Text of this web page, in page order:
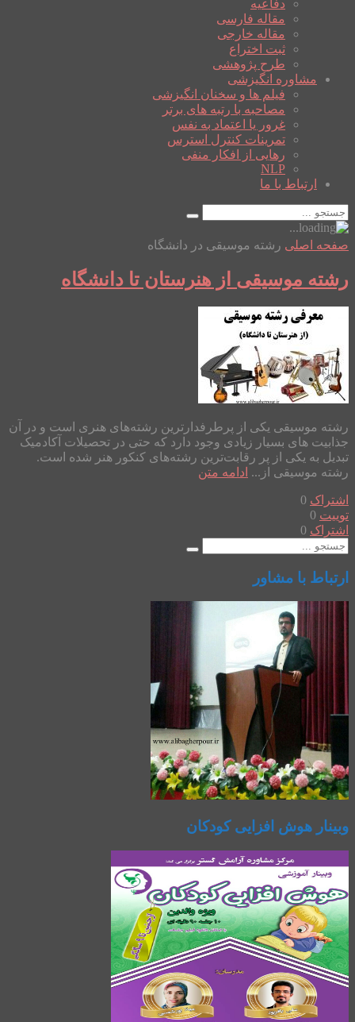
دفاعیه
مقاله فارسی
مقاله خارجی
ثبت اختراع
طرح پژوهشی
مشاوره انگیزشی
فیلم ها و سخنان انگیزشی
مصاحبه با رتبه های برتر
غرور یا اعتماد به نفس
تمرینات کنترل استرس
رهایی از افکار منفی
NLP
ارتباط با ما
صفحه اصلی رشته موسیقی در دانشگاه
رشته موسیقی از هنرستان تا دانشگاه
رشته موسیقی یکی از پرطرفدارترین رشته‌های هنری است و در آن
جذابیت های بسیار زیادی وجود دارد که حتی در تحصیلات آکادمیک
تبدیل به یکی از پر رقابت‌ترین رشته‌های کنکور هنر شده است.
رشته موسیقی از... ادامه متن
اشتراک 0
توییت 0
اشتراک 0
ارتباط با مشاور
وبینار هوش افزایی کودکان